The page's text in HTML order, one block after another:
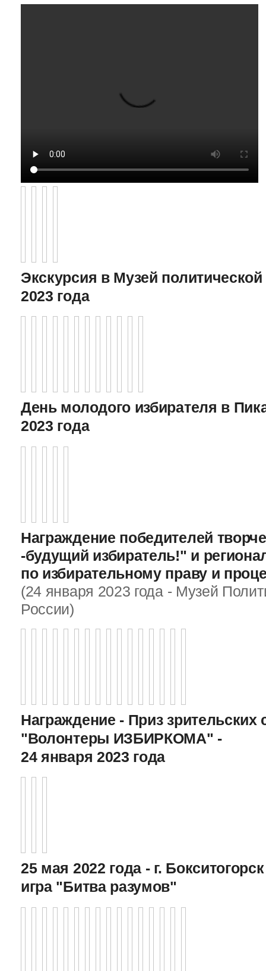
Экскурсия в Музей
2023 года
День молодого избирателя в
2023 года
Награждение победителей
-будущий избиратель!" и
по избирательному праву и
(24 января 2023 года - Музей
России)
Награждение - Приз зрительских
"Волонтеры ИЗБИРКОМА" -
24 января 2023 года
25 мая 2022 года - г.
игра "Битва разумов"